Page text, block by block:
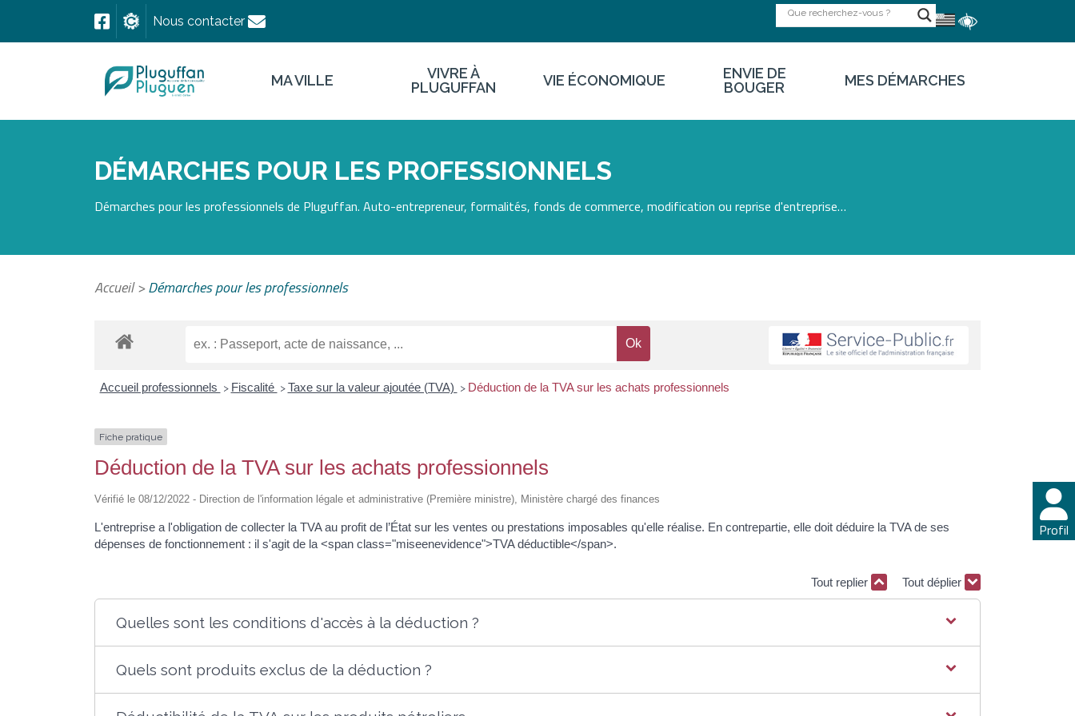
Nous contacter
MA VILLE
VIVRE À
PLUGUFFAN
VIE ÉCONOMIQUE
ENVIE DE
BOUGER
MES DÉMARCHES
DÉMARCHES POUR LES PROFESSIONNELS
Démarches pour les professionnels de Pluguffan. Auto-entrepreneur, formalités, fonds de commerce, modification ou reprise d'entreprise…
Profil
Accueil>Démarches pour les professionnels
Accueil professionnels > Fiscalité > Taxe sur la valeur ajoutée (TVA) > Déduction de la TVA sur les achats professionnels
Fiche pratique
Déduction de la TVA sur les achats professionnels
Vérifié le 08/12/2022 - Direction de l'information légale et administrative (Première ministre), Ministère chargé des finances
L'entreprise a l'obligation de collecter la TVA au profit de l’État sur les ventes ou prestations imposables qu'elle réalise. En contrepartie, elle doit déduire la TVA de ses
dépenses de fonctionnement : il s'agit de la <span class="miseenevidence">TVA déductible</span>.
Tout replier Tout déplier
Quelles sont les conditions d'accès à la déduction ?
Quels sont produits exclus de la déduction ?